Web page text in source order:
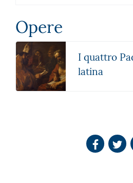
Opere
I quattro
latina